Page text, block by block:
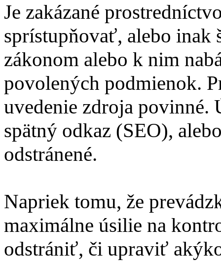
Je zakázané
sprístupňovať, alebo inak
zákonom alebo k nim
povolených podmienok.
uvedenie zdroja povinné.
spätný odkaz (SEO),
odstránené.
Napriek tomu, že
maximálne úsilie na
odstrániť, či upraviť